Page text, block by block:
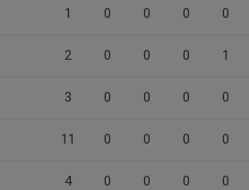
1 0 0 0 0
2 0 0 0 1
3 0 0 0 0
11 0 0 0 0
4 0 0 0 0